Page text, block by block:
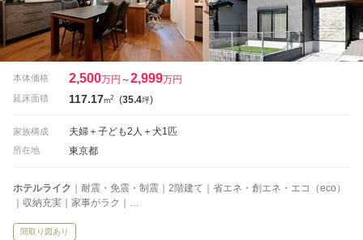
本体価格 2,500万円 ～2,999万円
延床面積 117.17m2 (35.4坪)
家族構成 夫婦＋子ども2人＋犬1匹
所在地 東京都
ホテルライク ｜耐震・免震・制震｜2階建て｜省エネ・創エネ・エコ（eco）
｜収納充実｜家事がラク｜…
間取り図あり